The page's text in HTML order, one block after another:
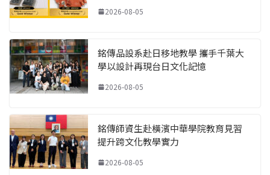
2026-08-05
銘傳品設系赴日移地教學 攜手千葉大
學以設計再現台日文化記憶
2026-08-05
銘傳師資生赴橫濱中華學院教育見習
提升跨文化教學實力
2026-08-05